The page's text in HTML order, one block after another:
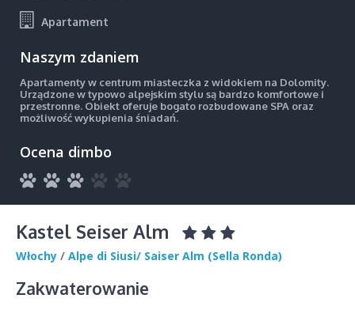
Apartament
Naszym zdaniem
Apartamenty w centrum miasteczka z widokiem na Dolomity.
Urządzone w typowo alpejskim stylu są bardzo komfortowe i
przestronne. Obiekt oferuje bogato rozbudowane SPA oraz
możliwość wykupienia śniadań.
Ocena dimbo
Kastel Seiser Alm
Włochy / Alpe di Siusi/ Saiser Alm (Sella Ronda)
Zakwaterowanie